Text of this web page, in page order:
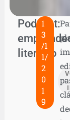
Podcast:
literario
1
3
/1
1/
2
0
1
9